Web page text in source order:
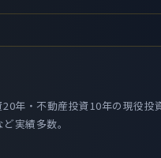
年・不動産投資10年の現役投資
実績多数。